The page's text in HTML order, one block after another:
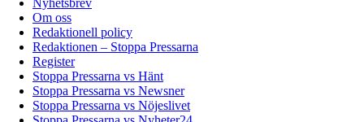
Nyhetsbrev
Om oss
Redaktionell policy
Redaktionen – Stoppa Pressarna
Register
Stoppa Pressarna vs Hänt
Stoppa Pressarna vs Newsner
Stoppa Pressarna vs Nöjeslivet